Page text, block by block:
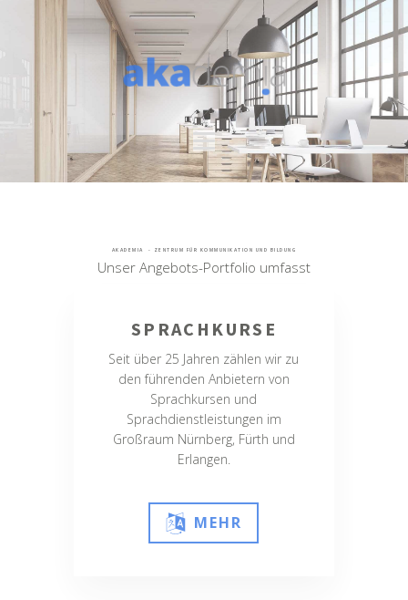
AKADEMIA - ZENTRUM FÜR KOMMUNIKATION UND BILDUNG
Unser Angebots-Portfolio umfasst
SPRACHKURSE
Seit über 25 Jahren zählen wir zu
den führenden Anbietern von
Sprachkursen und
Sprachdienstleistungen im
Großraum Nürnberg, Fürth und
Erlangen.
MEHR